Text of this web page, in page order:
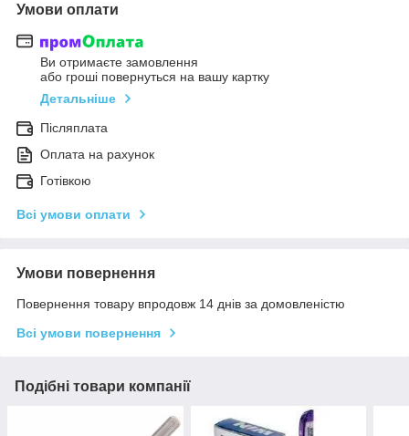
Умови оплати
Ви отримаєте замовлення
або гроші повернуться на вашу картку
Детальніше
Післяплата
Оплата на рахунок
Готівкою
Всі умови оплати
Умови повернення
Повернення товару впродовж 14 днів за домовленістю
Всі умови повернення
Подібні товари компанії